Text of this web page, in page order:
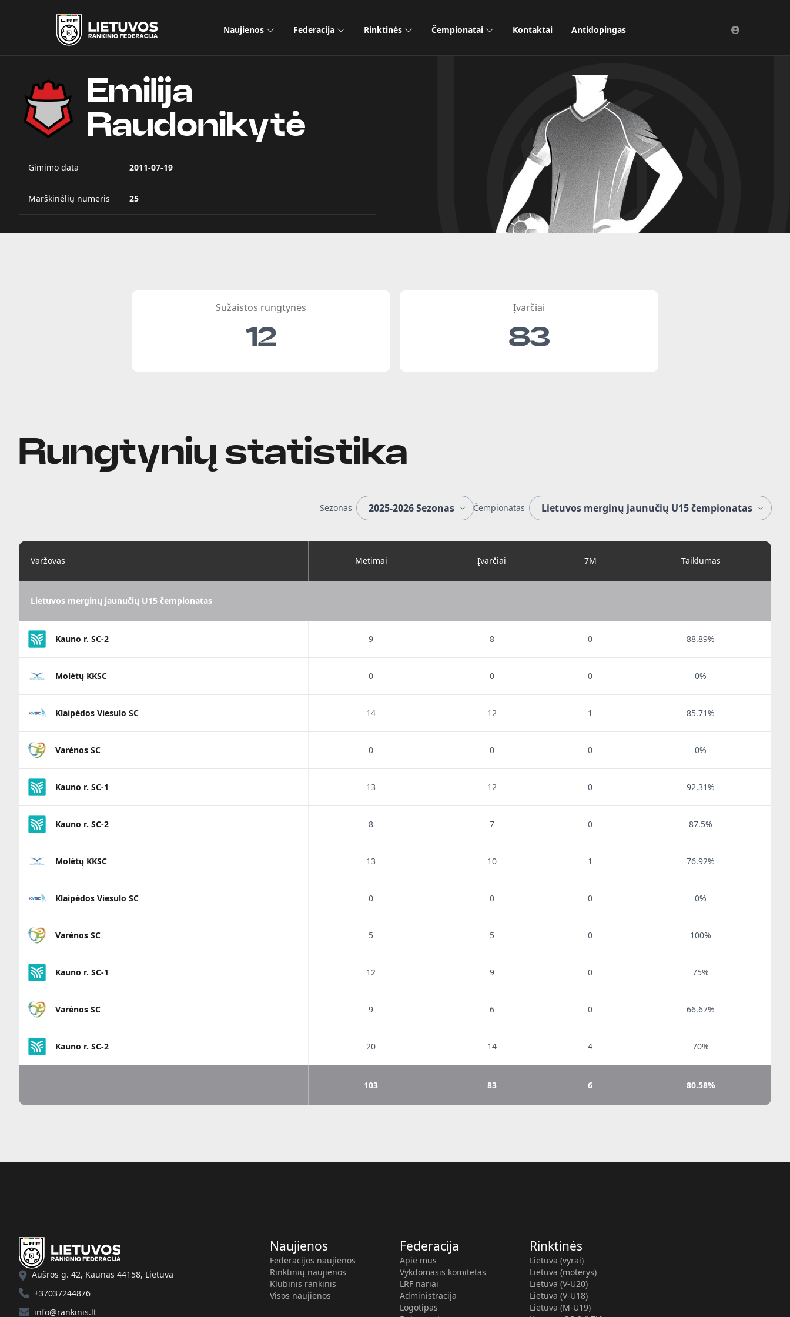
Naujienos Federacija Rinktinės Čempionatai Kontaktai Antidopingas
Emilija
Raudonikytė
Gimimo data 2011-07-19
Marškinėlių numeris 25
Sužaistos rungtynės
12
Įvarčiai
83
Rungtynių statistika
Sezonas Čempionatas
Varžovas Metimai Įvarčiai 7M Taiklumas
Lietuvos merginų jaunučių U15 čempionatas
Kauno r. SC-2 9 8 0 88.89%
Molėtų KKSC 0 0 0 0%
Klaipėdos Viesulo SC 14 12 1 85.71%
Varėnos SC 0 0 0 0%
Kauno r. SC-1 13 12 0 92.31%
Kauno r. SC-2 8 7 0 87.5%
Molėtų KKSC 13 10 1 76.92%
Klaipėdos Viesulo SC 0 0 0 0%
Varėnos SC 5 5 0 100%
Kauno r. SC-1 12 9 0 75%
Varėnos SC 9 6 0 66.67%
Kauno r. SC-2 20 14 4 70%
103 83 6 80.58%
Aušros g. 42, Kaunas 44158, Lietuva
+37037244876
info@rankinis.lt
Naujienos
Federacijos naujienos
Rinktinių naujienos
Klubinis rankinis
Visos naujienos
Federacija
Apie mus
Vykdomasis komitetas
LRF nariai
Administracija
Logotipas
Rinktinės
Lietuva (vyrai)
Lietuva (moterys)
Lietuva (V-U20)
Lietuva (V-U18)
Lietuva (M-U19)